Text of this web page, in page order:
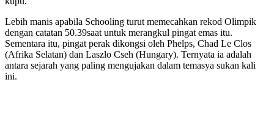
Lebih manis apabila Schooling turut memecahkan rekod Olimpik
dengan catatan 50.39saat untuk merangkul pingat emas itu.
Sementara itu, pingat perak dikongsi oleh Phelps, Chad Le Clos
(Afrika Selatan) dan Laszlo Cseh (Hungary). Ternyata ia adalah
antara sejarah yang paling mengujakan dalam temasya sukan kali
ini.